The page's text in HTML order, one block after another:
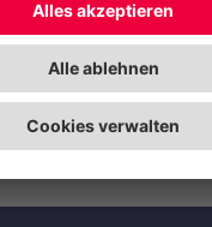
Unterstützung für die
Jugend.